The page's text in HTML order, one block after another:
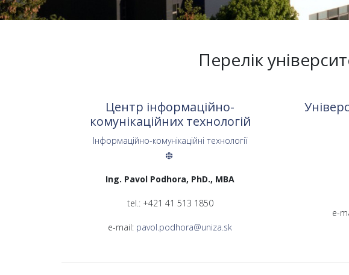
Перелік
Центр інформаційно-
комунікаційних технологій
Інформаційно-комунікаційні технології
Ing. Pavol Podhora, PhD., MBA
tel.: +421 41 513 1850
e-mail: pavol.podhora@uniza.sk
e-